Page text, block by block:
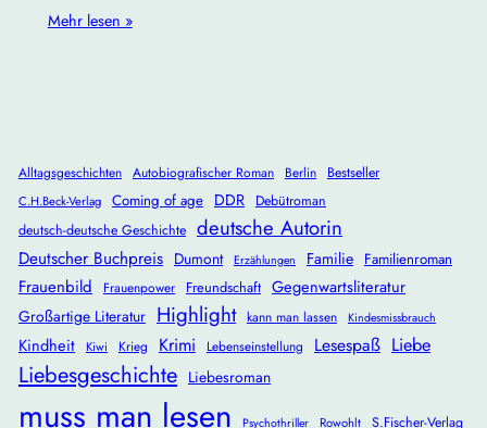
Mehr lesen »
Alltagsgeschichten Autobiografischer Roman Berlin Bestseller
C.H.Beck-Verlag Coming of age DDR
Debütroman
deutsch-deutsche Geschichte deutsche Autorin
Deutscher Buchpreis Dumont Erzählungen Familie Familienroman
Frauenbild Frauenpower Freundschaft Gegenwartsliteratur
Großartige Literatur Highlight kann man lassen Kindesmissbrauch
Kindheit Kiwi Krieg Krimi Lebenseinstellung Lesespaß Liebe
Liebesgeschichte Liebesroman
muss man lesen Psychothriller Rowohlt S.Fischer-Verlag